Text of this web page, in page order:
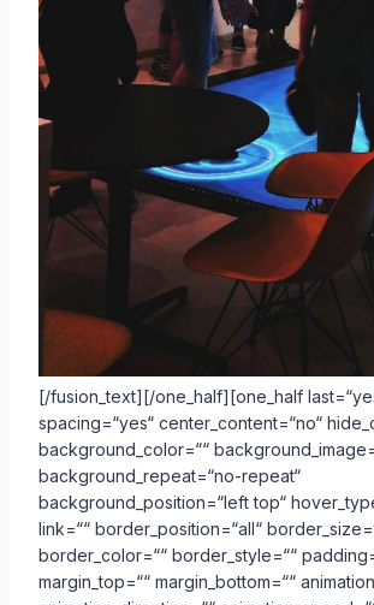
[/fusion_text][/one_half][one_half
spacing=“yes“ center_content=“no“
background_color=““
background_repeat=“no-repeat“
background_position=“left top“
link=““ border_position=“all“
border_color=““ border_style=““
margin_top=““ margin_bottom=““